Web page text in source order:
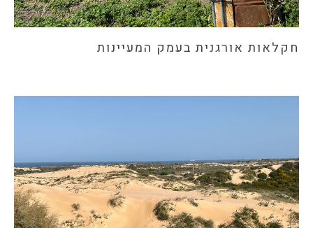
חקלאות אורגנית בעמק המעיינות